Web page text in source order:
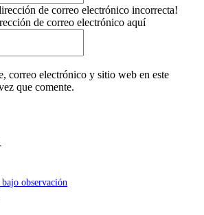
de correo electrónico incorrecta!
de correo electrónico aquí
correo electrónico y sitio web en este
que comente.
observación